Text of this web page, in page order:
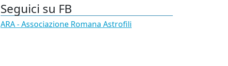
Seguici su FB
ARA - Associazione Romana Astrofili